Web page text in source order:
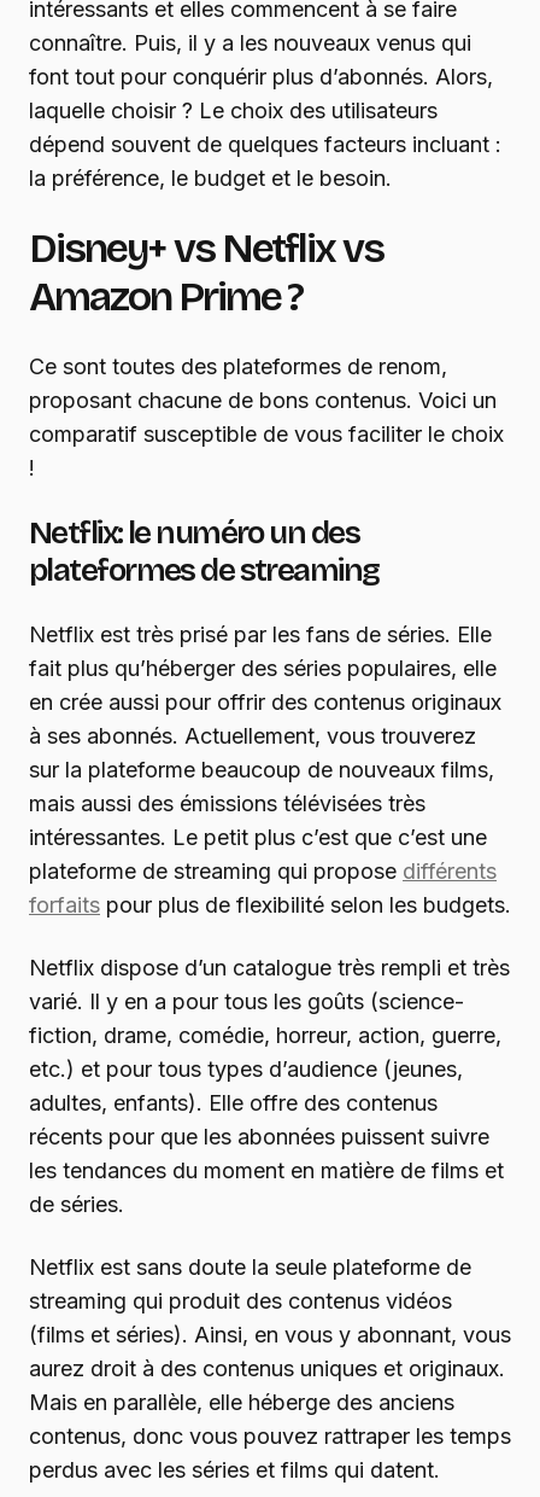
intéressants et elles commencent à se faire
connaître. Puis, il y a les nouveaux venus qui
font tout pour conquérir plus d’abonnés. Alors,
laquelle choisir ? Le choix des utilisateurs
dépend souvent de quelques facteurs incluant :
la préférence, le budget et le besoin.
Disney+ vs Netflix vs
Amazon Prime ?
Ce sont toutes des plateformes de renom,
proposant chacune de bons contenus. Voici un
comparatif susceptible de vous faciliter le choix
!
Netflix: le numéro un des
plateformes de streaming
Netflix est très prisé par les fans de séries. Elle
fait plus qu’héberger des séries populaires, elle
en crée aussi pour offrir des contenus originaux
à ses abonnés. Actuellement, vous trouverez
sur la plateforme beaucoup de nouveaux films,
mais aussi des émissions télévisées très
intéressantes. Le petit plus c’est que c’est une
plateforme de streaming qui propose différents
forfaits pour plus de flexibilité selon les budgets.
Netflix dispose d’un catalogue très rempli et très
varié. Il y en a pour tous les goûts (science-
fiction, drame, comédie, horreur, action, guerre,
etc.) et pour tous types d’audience (jeunes,
adultes, enfants). Elle offre des contenus
récents pour que les abonnées puissent suivre
les tendances du moment en matière de films et
de séries.
Netflix est sans doute la seule plateforme de
streaming qui produit des contenus vidéos
(films et séries). Ainsi, en vous y abonnant, vous
aurez droit à des contenus uniques et originaux.
Mais en parallèle, elle héberge des anciens
contenus, donc vous pouvez rattraper les temps
perdus avec les séries et films qui datent.